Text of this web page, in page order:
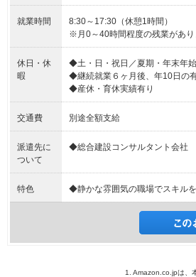
就業時間
8:30～17:30（休憩1時間）
※月0～40時間程度の残業があり
休日・休
暇
◆土・日・祝日／夏期・年末年
◆継続就業６ヶ月後、年10日の
◆産休・育休実績有り
交通費 別途全額支給
派遣先に
ついて
◆総合建設コンサルタント会社
特色 ◆静かな雰囲気の職場でスキル
1. Amazon.co.jpは、